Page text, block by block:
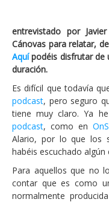
entrevistado por
Cánovas para relatar,
Aquípodéis disfrutar de
duración.
Es difícil que todavía
podcast, pero seguro
tiene muy claro. Ya
podcast, como en
Alario, por lo que los
habéis escuchado algún
Para aquellos que no
contar que es como
normalmente